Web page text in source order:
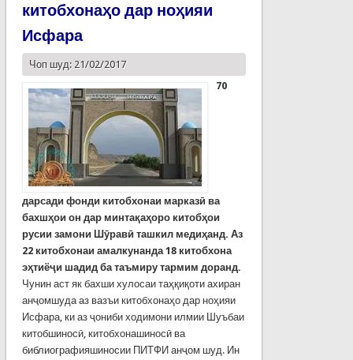
китобхонаҳо дар ноҳияи
Исфара
Чоп шуд: 21/02/2017
70
дарсади фонди китобхонаи марказӣ ва
бахшҳои он дар минтақаҳоро китобҳои
русии замони Шӯравӣ ташкил медиҳанд. Аз
22 китобхонаи амалкунанда 18 китобхона
эҳтиёҷи шадид ба таъмиру тармим доранд.
Чунин аст як бахши хулосаи таҳқиқоти ахиран
анҷомшуда аз вазъи китобхонаҳо дар ноҳияи
Исфара, ки аз ҷониби ходимони илмии Шуъбаи
китобшиносӣ, китобхонашиносӣ ва
библиографияшиносии ПИТФИ анҷом шуд. Ин